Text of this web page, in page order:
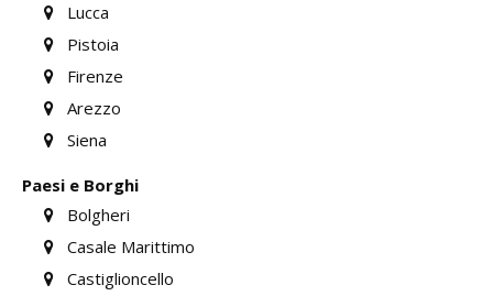
Lucca
Pistoia
Firenze
Arezzo
Siena
Paesi e Borghi
Bolgheri
Casale Marittimo
Castiglioncello